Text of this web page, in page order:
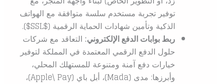
توفير تجربة مستخدم سلسة متوافقة مع الهواتف
الذكية وتأمين شهادات الحماية الرقمية ($SSL$
).
ربط بوابات الدفع الإلكتروني:التعاقد مع شركات
حلول الدفع الرقمي المعتمدة في المملكة لتوفير
خيارات دفع آمنة ومتنوعة للمستهلك المحلي،
وأبرزها: مدى (Mada)، أبل باي (Apple\ Pay)،